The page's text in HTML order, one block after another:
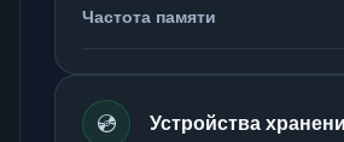
Частота памяти
💿 Устройства